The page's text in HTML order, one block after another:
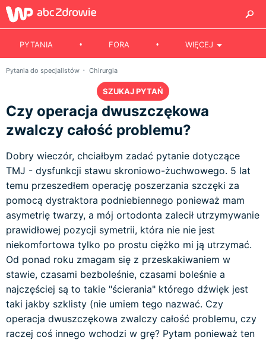
PYTANIA FORA WIĘCEJ
Pytania do specjalistów Chirurgia
SZUKAJ PYTAŃ
Czy operacja dwuszczękowa
zwalczy całość problemu?
Dobry wieczór, chciałbym zadać pytanie dotyczące
TMJ - dysfunkcji stawu skroniowo-żuchwowego. 5 lat
temu przeszedłem operację poszerzania szczęki za
pomocą dystraktora podniebiennego ponieważ mam
asymetrię twarzy, a mój ortodonta zalecił utrzymywanie
prawidłowej pozycji symetrii, która nie nie jest
niekomfortowa tylko po prostu ciężko mi ją utrzymać.
Od ponad roku zmagam się z przeskakiwaniem w
stawie, czasami bezboleśnie, czasami boleśnie a
najczęściej są to takie "ścierania" którego dźwięk jest
taki jakby szklisty (nie umiem tego nazwać. Czy
operacja dwuszczękowa zwalczy całość problemu, czy
raczej coś innego wchodzi w grę? Pytam ponieważ ten